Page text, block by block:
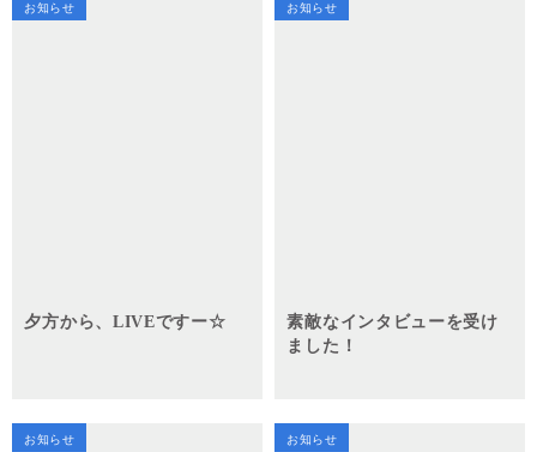
お知らせ
夕方から、LIVEですー☆
お知らせ
素敵なインタビューを受け
ました！
お知らせ お知らせ